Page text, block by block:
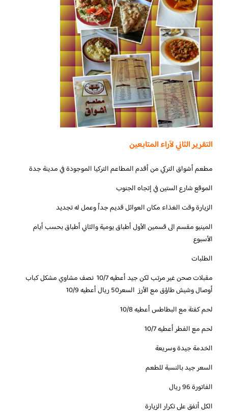
التقرير الثاني لآراء المتابعين
مطعم أشواق التركي من أقدم المطاعم التركيا الموجودة في مدينة جدة
الموقع شارع الستين في إتجاه الجنوب
الزيارة وقت الغذاء مكان العوائل قديم جداً وعمل له تجديد
المينيو مقسم الى قسمين الأول أطباق يومية والثاني أطباق بحسب أيام
الأسبوع
الطلبات
مقبلات صحن غير مرتب لكن جيد أعطيه 10/7 نصف مشاوي مشكل كباب
أوصال وشيش طاؤق مع الأرز السعر50 ريال أعطيه 10/9
لحم كفتة مع البطاطس أعطيه 10/8
لحم مع الفطر أعطيه 10/7
الخدمة جيدة وسريعة
السعر جيد بالنسبة للطعم
الفاتورة 96 ريال
الكل أتفق على تكرار الزيارة